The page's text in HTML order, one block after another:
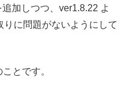
加しつつ、ver1.8.22 よ
りに問題がないようにして
とです。